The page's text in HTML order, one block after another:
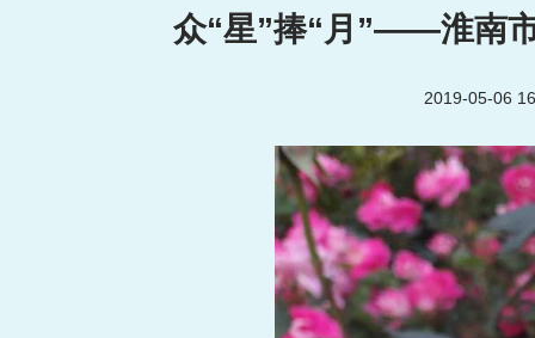
众“星”捧“月”——淮南
2019-05-06